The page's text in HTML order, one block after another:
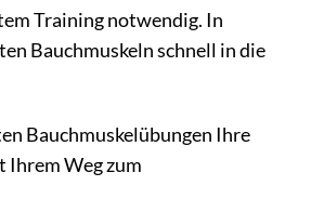
Training notwendig. In
Bauchmuskeln schnell in die
Bauchmuskelübungen Ihre
Ihrem Weg zum